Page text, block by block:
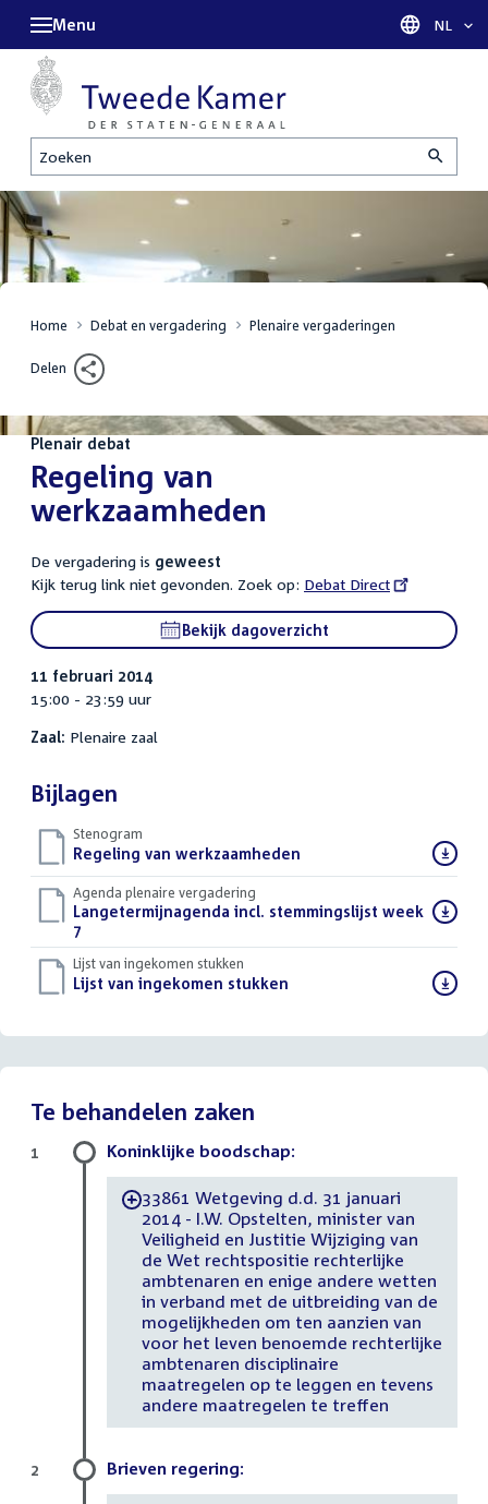
Zoeken
Menu Taal
NL
Home Debat en vergadering Plenaire vergaderingen
Delen
Plenair debat
:Regeling van
werkzaamheden
De vergadering is geweest
Kijk terug link niet gevonden. Zoek op: External
link:
Debat Direct
Bekijk dagoverzicht
11 februari 2014
15:00 - 23:59 uur
Zaal: Plenaire zaal
Bijlagen
Stenogram
Download
bestand:
Regeling van werkzaamheden
Agenda plenaire vergadering
Download
bestand:
Langetermijnagenda incl. stemmingslijst week
7
Lijst van ingekomen stukken
Download
Lijst van ingekomen stukken
Te behandelen zaken
Koninklijke boodschap:
-33861 Wetgeving d.d. 31 januari
2014 - I.W. Opstelten, minister van
Veiligheid en Justitie Wijziging van
de Wet rechtspositie rechterlijke
ambtenaren en enige andere wetten
in verband met de uitbreiding van de
mogelijkheden om ten aanzien van
voor het leven benoemde rechterlijke
ambtenaren disciplinaire
maatregelen op te leggen en tevens
andere maatregelen te treffen
1
Brieven regering:
2